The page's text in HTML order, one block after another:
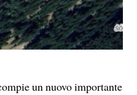
un nuovo importante